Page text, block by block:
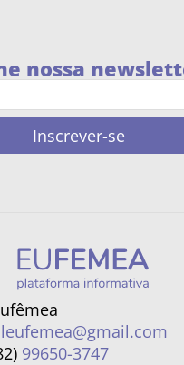
nossa
Inscrever-se
99650-3747